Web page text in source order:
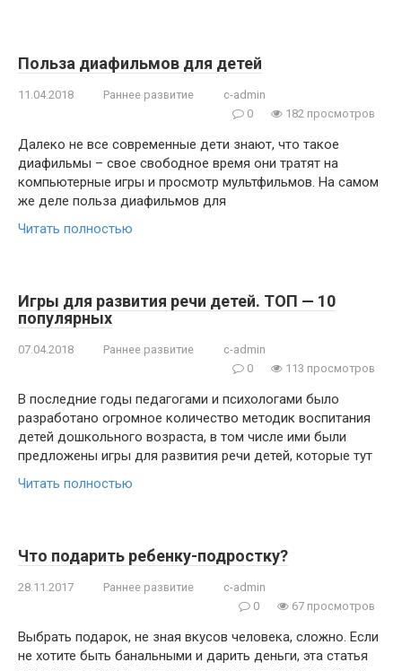
Польза диафильмов для детей
11.04.2018 Раннее развитие
c-admin
0
182 просмотров
Далеко не все современные дети знают, что такое
диафильмы – свое свободное время они тратят на
компьютерные игры и просмотр мультфильмов. На самом
же деле польза диафильмов для
Читать полностью
Игры для развития речи детей. ТОП — 10
популярных
07.04.2018 Раннее развитие
c-admin
0
113 просмотров
В последние годы педагогами и психологами было
разработано огромное количество методик воспитания
детей дошкольного возраста, в том числе ими были
предложены игры для развития речи детей, которые тут
Читать полностью
Что подарить ребенку-подростку?
28.11.2017 Раннее развитие
c-admin
0
67 просмотров
Выбрать подарок, не зная вкусов человека, сложно. Если
не хотите быть банальными и дарить деньги, эта статья